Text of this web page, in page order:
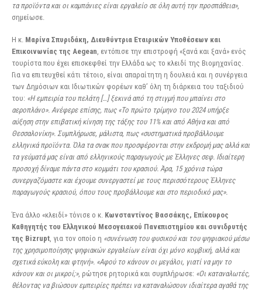
τα προϊόντα και οι καμπάνιες είναι εργαλείο σε όλη αυτή την προσπάθεια»,
σημείωσε.
Η κ. Μαρίνα Σπυριδάκη, Διευθύντρια Εταιρικών Υποθέσεων και
Επικοινωνίας της Aegean, εντόπισε την επιστροφή «ξανά και ξανά» ενός
τουρίστα που έχει επισκεφθεί την Ελλάδα ως το κλειδί της Βιομηχανίας.
Για να επιτευχθεί κάτι τέτοιο, είναι απαραίτητη η δουλειά και η συνέργεια
των Δημόσιων και Ιδιωτικών φορέων καθ’ όλη τη διάρκεια του ταξιδιού
του: «Η εμπειρία του πελάτη […] ξεκινά από τη στιγμή που μπαίνει στο
αεροπλάνο». Ανέφερε επίσης, πως «Το πρώτο τρίμηνο του 2024 υπήρξε
αύξηση στην επιβατική κίνηση της τάξης του 11% και από Αθήνα και από
Θεσσαλονίκη». Συμπλήρωσε, μάλιστα, πως «συστηματικά προβάλλουμε
ελληνικά προϊόντα. Όλα τα σνακ που προσφέρονται στην εκδρομή μας αλλά και
τα γεύματά μας είναι από ελληνικούς παραγωγούς με Έλληνες σεφ. Ιδιαίτερη
προσοχή δίναμε πάντα στο κομμάτι του κρασιού. Άρα, 15 χρόνια τώρα
συνεργαζόμαστε και έχουμε συνεργαστεί με τους περισσότερους Έλληνες
παραγωγούς κρασιού, όπου τους προβάλλουμε και στο περιοδικό μας».
Ένα άλλο «κλειδί» τόνισε ο κ. Κωνσταντίνος Βασσάκης, Επίκουρος
Καθηγητής του Ελληνικού Μεσογειακού Πανεπιστημίου και συνιδρυτής
της Bizrupt, για τον οποίο η «συνένωση του φυσικού και του ψηφιακού μέσω
της χρησιμοποίησης ψηφιακών εργαλείων είναι όχι μόνο κομβική, αλλά και
σχετικά εύκολη και φτηνή». «Αφού το κάνουν οι μεγάλοι, γιατί να μην το
κάνουν και οι μικροί;», ρώτησε ρητορικά και συμπλήρωσε: «Οι καταναλωτές,
θέλοντας να βιώσουν εμπειρίες πρέπει να καταναλώσουν ιδιαίτερα αγαθά της